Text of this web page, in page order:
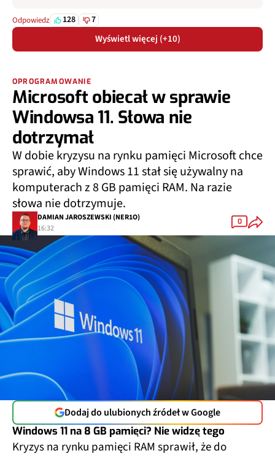
Odpowiedz 128 7
Wyświetl więcej (+10)
OPROGRAMOWANIE
Microsoft obiecał w sprawie
Windowsa 11. Słowa nie
dotrzymał
W dobie kryzysu na rynku pamięci Microsoft chce
sprawić, aby Windows 11 stał się używalny na
komputerach z 8 GB pamięci RAM. Na razie
słowa nie dotrzymuje.
DAMIAN JAROSZEWSKI (NER1O)
16:32
0
Dodaj do ulubionych źródeł w Google
Windows 11 na 8 GB pamięci? Nie widzę tego
Kryzys na rynku pamięci RAM sprawił, że do